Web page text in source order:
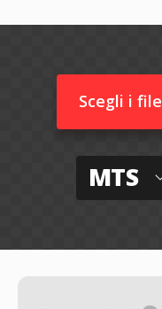
Scegli i file
MTS